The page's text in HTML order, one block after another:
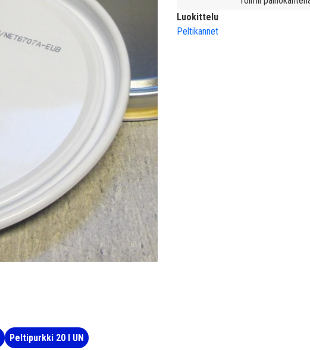
Luokittelu
Peltikannet
Peltipurkki 20 l UN